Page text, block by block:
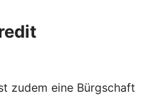
zudem eine Bürgschaft